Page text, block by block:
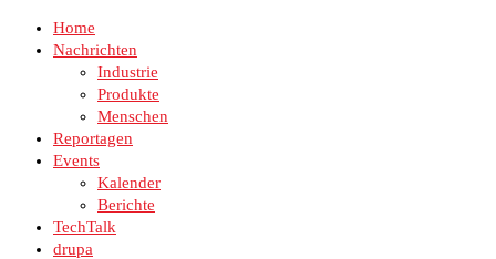
Home
Nachrichten
Industrie
Produkte
Menschen
Reportagen
Events
Kalender
Berichte
TechTalk
drupa